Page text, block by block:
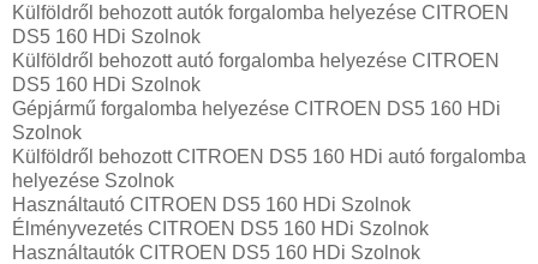
Külföldről behozott autók forgalomba helyezése CITROEN
DS5 160 HDi Szolnok
Külföldről behozott autó forgalomba helyezése CITROEN
DS5 160 HDi Szolnok
Gépjármű forgalomba helyezése CITROEN DS5 160 HDi
Szolnok
Külföldről behozott CITROEN DS5 160 HDi autó forgalomba
helyezése Szolnok
Használtautó‎ CITROEN DS5 160 HDi Szolnok
Élményvezetés CITROEN DS5 160 HDi Szolnok
Használtautó‎k CITROEN DS5 160 HDi Szolnok